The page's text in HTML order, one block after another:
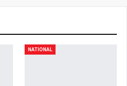
NATIONAL